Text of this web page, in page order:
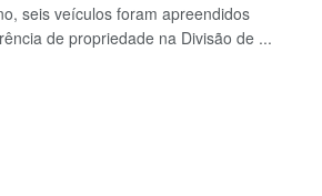
seis veículos foram apreendidos
de propriedade na Divisão de ...